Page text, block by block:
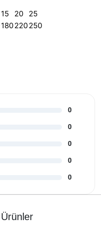
15 20
25
180220250
0
0
0
0
0